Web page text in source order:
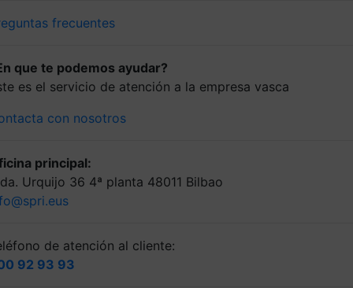
frecuentes
que te podemos ayudar?
es el servicio de atención a la empresa vasca
con nosotros
principal:
Urquijo 36 4ª planta 48011 Bilbao
de atención al cliente:
92 93 93